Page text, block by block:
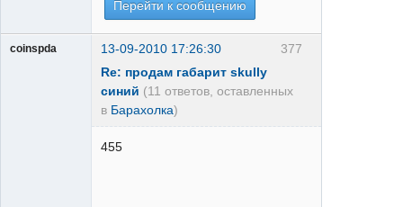
Перейти к сообщению
377
coinspda
13-09-2010 17:26:30
Re: продам габарит skully
синий (11 ответов, оставленных
в Барахолка)
455